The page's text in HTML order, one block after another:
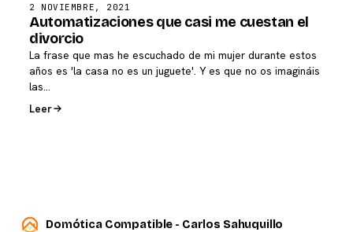
2 NOVIEMBRE, 2021
Automatizaciones que casi me cuestan el
divorcio
La frase que mas he escuchado de mi mujer durante estos
años es 'la casa no es un juguete'. Y es que no os imagináis
las…
Leer
Domótica Compatible - Carlos Sahuquillo